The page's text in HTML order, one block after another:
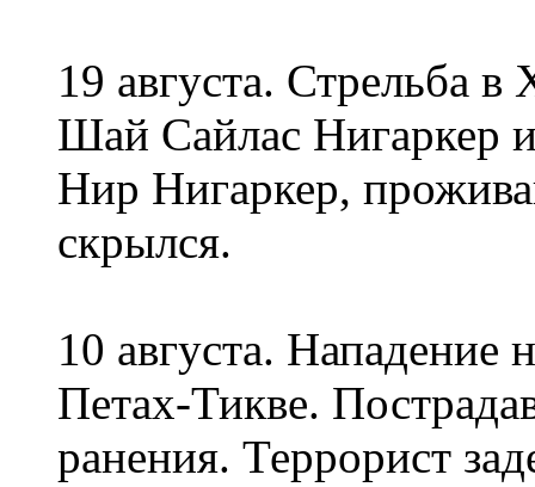
19 августа. Стрельба
Шай Сайлас Нигаркер
Нир Нигаркер,
скрылся.
10 августа. Нападение
Петах-Тикве.
ранения. Террорист